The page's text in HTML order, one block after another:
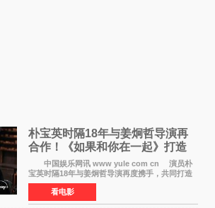
朴宝英时隔18年与姜炯哲导演再
合作！《如果和你在一起》打造
奇幻浪漫喜剧
中国娱乐网讯 www yule com cn 演员朴
宝英时隔18年与姜炯哲导演再度携手，共同打造
备受期待的浪漫喜剧新作《如果和你在一起》
（暂定名）。据OSEN报道，朴宝英将出演该片
女主角，自2008年《
看电影